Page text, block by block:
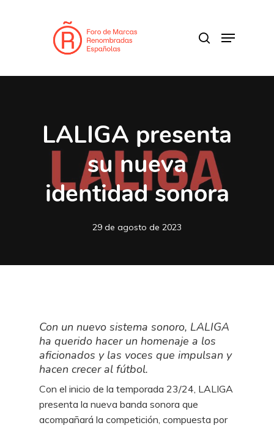
Menu
LALIGA presenta
su nueva
identidad sonora
29 de agosto de 2023
Con un nuevo sistema sonoro, LALIGA
ha querido hacer un homenaje a los
aficionados y las voces que impulsan y
hacen crecer al fútbol.
Con el inicio de la temporada 23/24, LALIGA
presenta la nueva banda sonora que
acompañará la competición, compuesta por